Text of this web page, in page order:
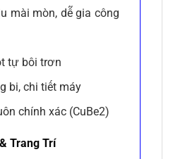
mài mòn, dễ gia công
tự bôi trơn
bi, chi tiết máy
chính xác (CuBe2)
Trang Trí